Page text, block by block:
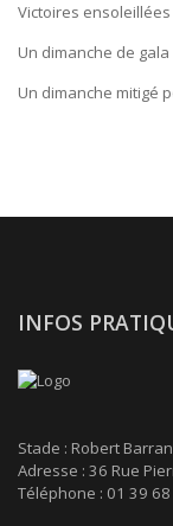
Victoires
Un dimanche de gala
Un dimanche mitigé
INFOS
Stade : Robert Barran
Adresse : 36 Rue
Téléphone : 01 39